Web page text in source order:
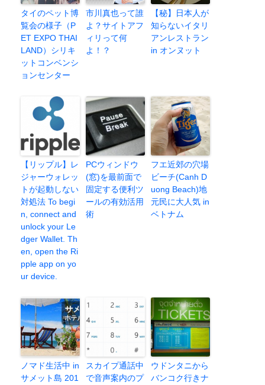
タイのペット博
覧会の様子（P
ET EXPO THAI
LAND）シリキ
ットコンベンシ
ョンセンター
市川真也って誰
よ？サイトアフ
ィリって何
よ！？
【秘】日本人が
知らないイタリ
アンレストラン
in オンヌット
【リップル】レ
ジャーウォレッ
トが起動しない
対処法 To begi
n, connect and
unlock your Le
dger Wallet. Th
en, open the Ri
pple app on yo
ur device.
PCウィンドウ
(窓)を最前面で
固定する便利ツ
ールの有効活用
術
フエ近郊の穴場
ビーチ(Canh D
uong Beach)地
元民に大人気 in
ベトナム
ノマド生活中 in
サメット島 201
スカイプ通話中
で音声案内のプ
ウドンタニから
バンコク行きナ